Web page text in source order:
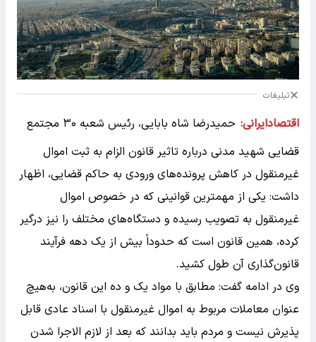
تبلیغات
اقتصادایرانی:
حمیدرضا شاه بابایی، رئیس شعبه ۳۰ مجتمع
قضایی شهید مدنی درباره تاثیر قانون الزام به ثبت اموال
غیرمنقول در کاهش پرونده‌های ورودی به حاکم قضایی، اظهار
داشت: یکی از مهمترین قوانینی که در خصوص اموال
غیرمنقول به تصویب رسیده و دستگاه‌های مختلف را نیز درگیر
کرده، همین قانون است که حدوداً بیش از یک دهه فرآیند
قانون‌گذاری آن طول کشید.
وی در ادامه گفت: مطابق با مواد یک و ده این قانون، به‌هیچ
عنوان معاملات مربوط به اموال غیرمنقول با اسناد عادی قابل
پذیرش نیست و مردم باید بدانند که بعد از لازم الاجرا شدن